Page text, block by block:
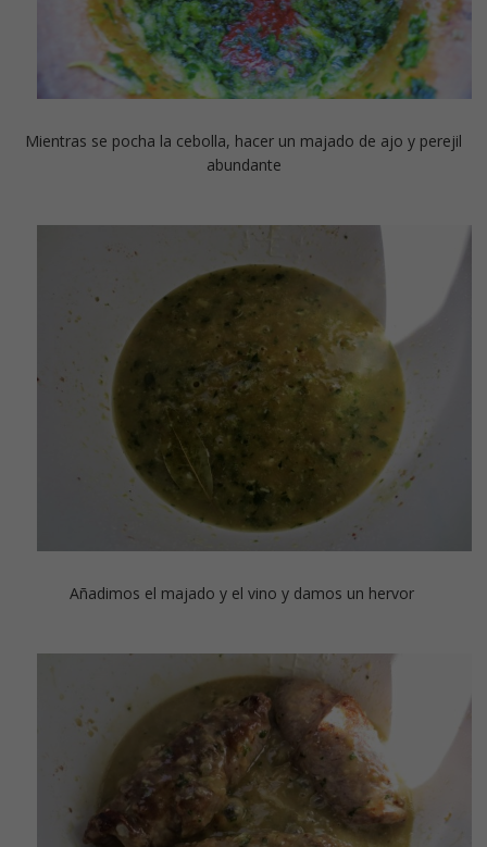
Mientras se pocha la cebolla, hacer un majado de ajo y perejil
abundante
Añadimos el majado y el vino y damos un hervor